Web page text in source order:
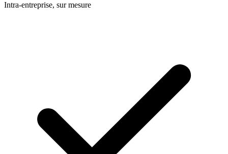
Intra-entreprise, sur mesure